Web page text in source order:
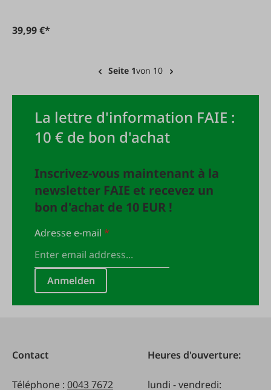
39,99 €*
Seite 1von 10
La lettre d'information FAIE :
10 € de bon d'achat
Inscrivez-vous maintenant à la
newsletter FAIE et recevez un
bon d'achat de 10 EUR !
Adresse e-mail*
Anmelden
Contact
Téléphone : 0043 7672
Heures d'ouverture:
lundi - vendredi: